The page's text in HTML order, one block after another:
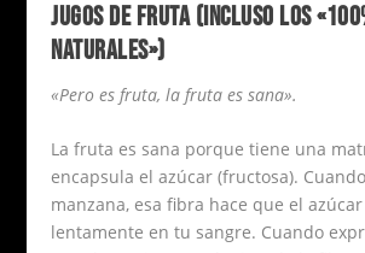
JUGOS DE FRUTA (INCLUSO LOS
NATURALES»)
«Pero es fruta, la fruta es sana».
La fruta es sana porque tiene una
encapsula el azúcar (fructosa).
manzana, esa fibra hace que el
lentamente en tu sangre. Cuando